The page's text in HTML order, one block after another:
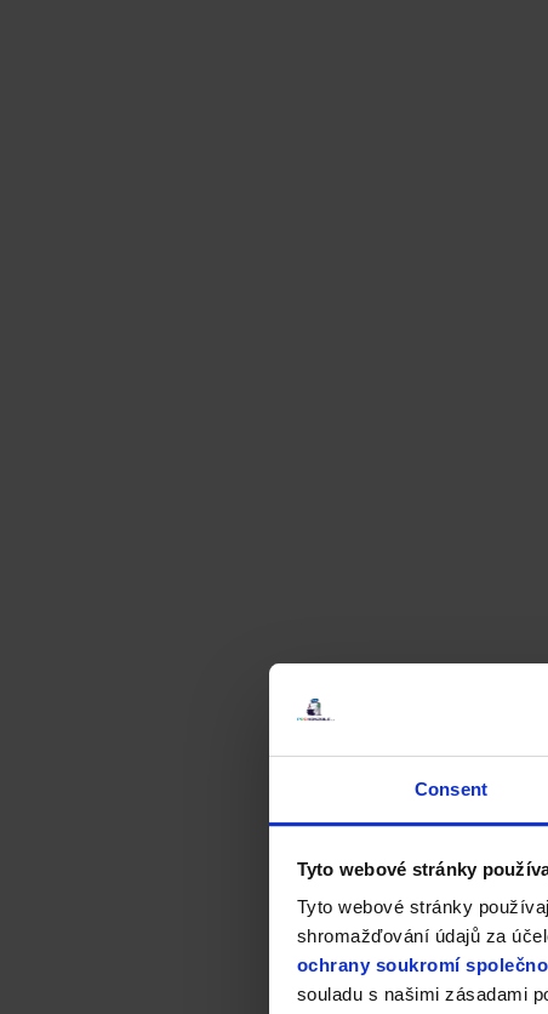
Consent
Tyto webové stránky
Tyto webové stránky
shromažďování údajů za
ochrany soukromí
souladu s našimi zásadami